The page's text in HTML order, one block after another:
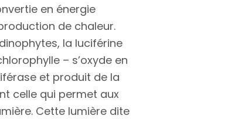
en énergie
de chaleur.
la luciférine
– s’oxyde en
et produit de la
celle qui permet aux
Cette lumière dite